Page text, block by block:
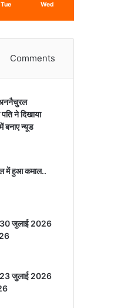
Tue Wed
Comments
अननैचुरल
ने दिखाया
बनाए न्यूड
में हुआ कमाल..
जुलाई 2026
जुलाई 2026